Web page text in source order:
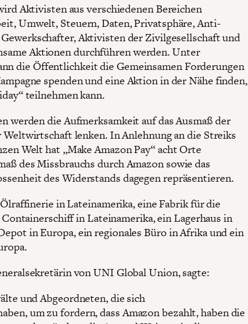
Aktivisten aus verschiedenen Bereichen
Umwelt, Steuern, Daten, Privatsphäre, Anti-
Aktivisten der Zivilgesellschaft und
Aktionen durchführen werden. Unter
die Öffentlichkeit die Gemeinsamen Forderungen
spenden und eine Aktion in der Nähe finden,
teilnehmen kann.
werden die Aufmerksamkeit auf das Ausmaß der
Weltwirtschaft lenken. In Anlehnung an die Streiks
Welt hat „Make Amazon Pay“ acht Orte
des Missbrauchs durch Amazon sowie das
des Widerstands dagegen repräsentieren.
in Lateinamerika, eine Fabrik für die
in Lateinamerika, ein Lagerhaus in
in Europa, ein regionales Büro in Afrika und ein
von UNI Global Union, sagte:
und Abgeordneten, die sich
um zu fordern, dass Amazon bezahlt, haben die